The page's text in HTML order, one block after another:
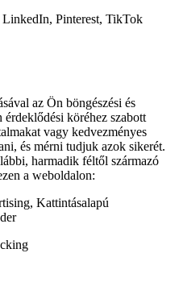
Pinterest, TikTok
az Ön böngészési és
érdeklődési köréhez szabott
vagy kedvezményes
és mérni tudjuk azok sikerét.
harmadik féltől származó
a weboldalon:
Kattintásalapú